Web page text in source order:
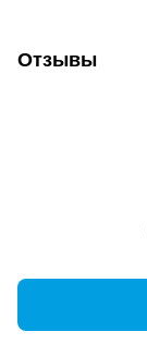
Отзывы